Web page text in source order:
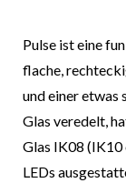
Pulse ist eine
flache,
und einer etwas
Glas veredelt,
Glas IK08
LEDs